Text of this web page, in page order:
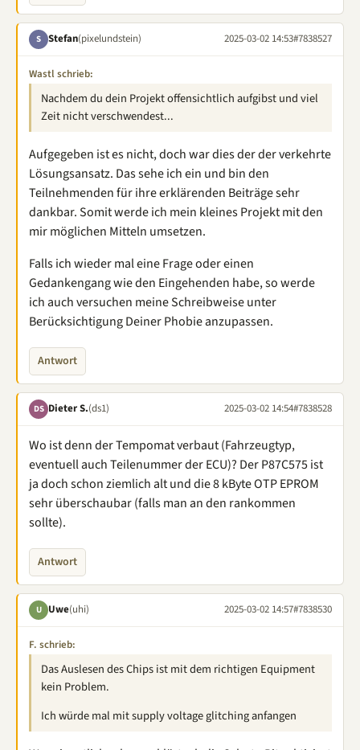
S Stefan(pixelundstein) 2025-03-02 14:53#7838527
Wastl schrieb:
Nachdem du dein Projekt offensichtlich aufgibst und viel
Zeit nicht verschwendest...
Aufgegeben ist es nicht, doch war dies der der verkehrte
Lösungsansatz. Das sehe ich ein und bin den
Teilnehmenden für ihre erklärenden Beiträge sehr
dankbar. Somit werde ich mein kleines Projekt mit den
mir möglichen Mitteln umsetzen.
Falls ich wieder mal eine Frage oder einen
Gedankengang wie den Eingehenden habe, so werde
ich auch versuchen meine Schreibweise unter
Berücksichtigung Deiner Phobie anzupassen.
Antwort
DS Dieter S.(ds1) 2025-03-02 14:54#7838528
Wo ist denn der Tempomat verbaut (Fahrzeugtyp,
eventuell auch Teilenummer der ECU)? Der P87C575 ist
ja doch schon ziemlich alt und die 8 kByte OTP EPROM
sehr überschaubar (falls man an den rankommen
sollte).
Antwort
U Uwe(uhi) 2025-03-02 14:57#7838530
F. schrieb:
Das Auslesen des Chips ist mit dem richtigen Equipment
kein Problem.
Ich würde mal mit supply voltage glitching anfangen